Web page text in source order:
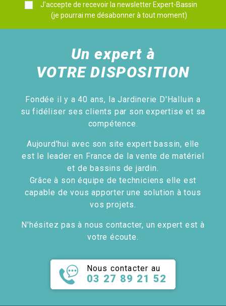
J'accepte de recevoir la newsletter Expert-Bassin
(je pourrai me désabonner à tout moment)
Un expert à
VOTRE DISPOSITION
Fondée il y a 40 ans, la Jardinerie D'Halluin a
su fidéliser ses clients par son expertise et sa
compétence.
Aujourd'hui avec son site expert bassin, elle
est le leader en France de la vente de matériel
et de bassins de jardin.
Grâce à son équipe de techniciens elle est
capable de vous apporter une solution à tous
vos projets.
N'hésitez pas à nous contacter, un expert est à
votre écoute.
Nous contacter au
03 27 89 21 52